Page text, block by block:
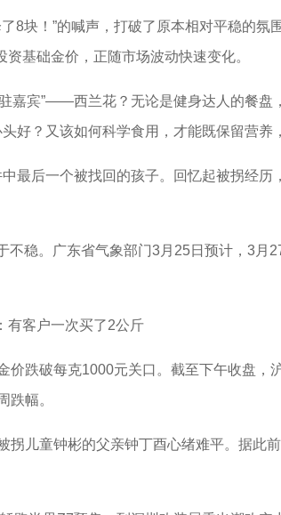
！”的喊声，打破了原本相对平稳的氛
基础金价，正随市场波动快速变化。
宾”——西兰花？无论是健身达人的餐盘
好？又该如何科学食用，才能既保留营
后一个被找回的孩子。回忆起被拐经历
。广东省气象部门3月25日预计，3月
客户一次买了2公斤
跌破每克1000元关口。截至下午收盘，
跌幅。
儿童钟彬的父亲钟丁酉心绪难平。据此